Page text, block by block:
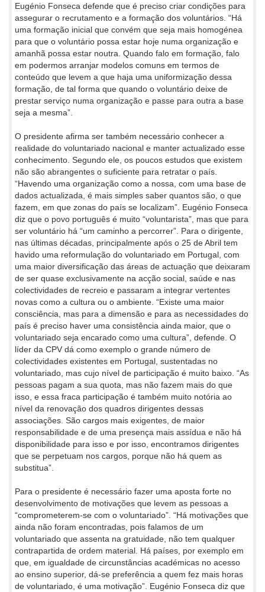
Eugénio Fonseca defende que é preciso criar condições para
assegurar o recrutamento e a formação dos voluntários. “Há
uma formação inicial que convém que seja mais homogénea
para que o voluntário possa estar hoje numa organização e
amanhã possa estar noutra. Quando falo em formação, falo
em podermos arranjar modelos comuns em termos de
conteúdo que levem a que haja uma uniformização dessa
formação, de tal forma que quando o voluntário deixe de
prestar serviço numa organização e passe para outra a base
seja a mesma”.
O presidente afirma ser também necessário conhecer a
realidade do voluntariado nacional e manter actualizado esse
conhecimento. Segundo ele, os poucos estudos que existem
não são abrangentes o suficiente para retratar o país.
“Havendo uma organização como a nossa, com uma base de
dados actualizada, é mais simples saber quantos são, o que
fazem, em que zonas do país se localizam”. Eugénio Fonseca
diz que o povo português é muito “voluntarista”, mas que para
ser voluntário há “um caminho a percorrer”. Para o dirigente,
nas últimas décadas, principalmente após o 25 de Abril tem
havido uma reformulação do voluntariado em Portugal, com
uma maior diversificação das áreas de actuação que deixaram
de ser quase exclusivamente na acção social, saúde e nas
colectividades de recreio e passaram a integrar vertentes
novas como a cultura ou o ambiente. “Existe uma maior
consciência, mas para a dimensão e para as necessidades do
país é preciso haver uma consistência ainda maior, que o
voluntariado seja encarado como uma cultura”, defende. O
líder da CPV dá como exemplo o grande número de
colectividades existentes em Portugal, sustentadas no
voluntariado, mas cujo nível de participação é muito baixo. “As
pessoas pagam a sua quota, mas não fazem mais do que
isso, e essa fraca participação é também muito notória ao
nível da renovação dos quadros dirigentes dessas
associações. São cargos mais exigentes, de maior
responsabilidade e de uma presença mais assídua e não há
disponibilidade para isso e por isso, encontramos dirigentes
que se perpetuam nos cargos, porque não há quem as
substitua”.
Para o presidente é necessário fazer uma aposta forte no
desenvolvimento de motivações que levem as pessoas a
“comprometerem-se com o voluntariado”. “Há motivações que
ainda não foram encontradas, pois falamos de um
voluntariado que assenta na gratuidade, não tem qualquer
contrapartida de ordem material. Há países, por exemplo em
que, em igualdade de circunstâncias académicas no acesso
ao ensino superior, dá-se preferência a quem fez mais horas
de voluntariado, é uma motivação”. Eugénio Fonseca diz que